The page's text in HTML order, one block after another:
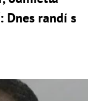
Dnes randí s